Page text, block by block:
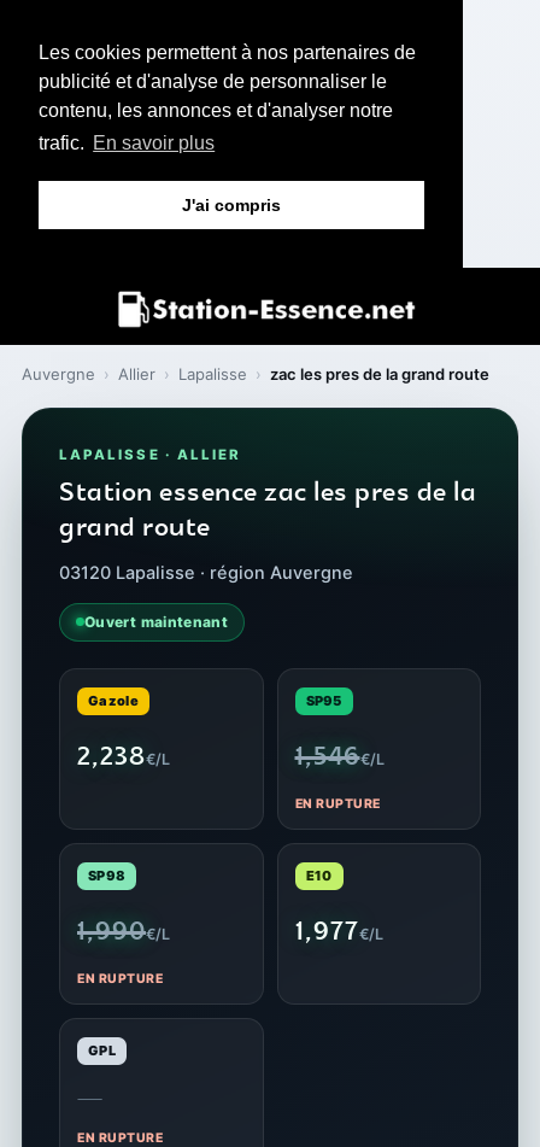
Les cookies permettent à nos partenaires de
publicité et d'analyse de personnaliser le
contenu, les annonces et d'analyser notre
trafic. En savoir plus
J'ai compris
Auvergne › Allier › Lapalisse › zac les pres de la grand route
LAPALISSE · ALLIER
Station essence zac les pres de la
grand route
03120 Lapalisse · région Auvergne
Ouvert maintenant
Gazole
2,238€/L
SP95
1,546€/L
EN RUPTURE
SP98
1,990€/L
EN RUPTURE
E10
1,977€/L
GPL
—
EN RUPTURE